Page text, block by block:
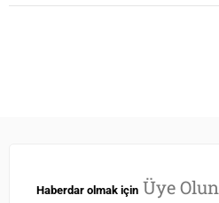
Haberdar olmak için Üye Olun